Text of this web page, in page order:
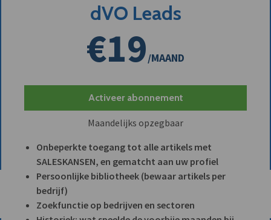
dVO Leads
€19/MAAND
Activeer abonnement
Maandelijks opzegbaar
Onbeperkte toegang tot alle artikels met
SALESKANSEN, en gematcht aan uw profiel
Persoonlijke bibliotheek (bewaar artikels per
bedrijf)
Zoekfunctie op bedrijven en sectoren